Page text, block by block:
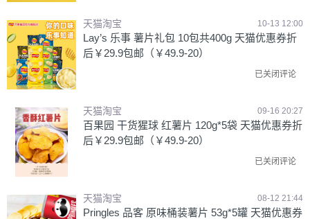
天猫淘宝 10-13 12:00
Lay’s 乐事 薯片礼包 10包共400g 天猫优惠券折
后￥29.9包邮（￥49.9-20）
已关闭评论
天猫淘宝 09-16 20:27
百果园 干货猩球 红薯片 120g*5袋 天猫优惠券折
后￥29.9包邮（￥49.9-20）
已关闭评论
天猫淘宝 08-12 21:44
Pringles 品客 原味桶装薯片 53g*5罐 天猫优惠券